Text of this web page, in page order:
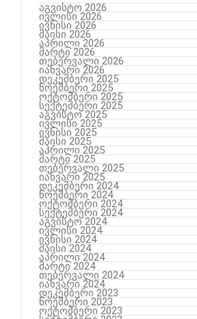
აგვისტო 2026
ივლისი 2026
ივნისი 2026
მაისი 2026
აპრილი 2026
მარტი 2026
თებერვალი 2026
იანვარი 2026
დეკემბერი 2025
ნოემბერი 2025
ოქტომბერი 2025
სექტემბერი 2025
აგვისტო 2025
ივლისი 2025
ივნისი 2025
მაისი 2025
აპრილი 2025
მარტი 2025
თებერვალი 2025
იანვარი 2025
დეკემბერი 2024
ნოემბერი 2024
ოქტომბერი 2024
სექტემბერი 2024
აგვისტო 2024
ივლისი 2024
ივნისი 2024
მაისი 2024
აპრილი 2024
მარტი 2024
თებერვალი 2024
იანვარი 2024
დეკემბერი 2023
ნოემბერი 2023
ოქტომბერი 2023